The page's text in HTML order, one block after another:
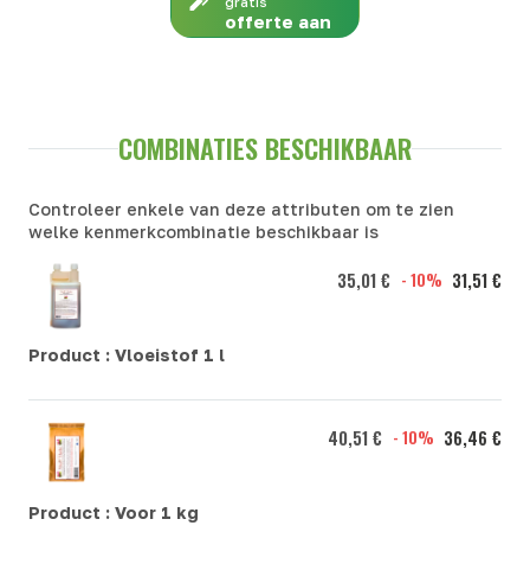
offerte aan
COMBINATIES BESCHIKBAAR
Controleer enkele van deze attributen om te zien
welke kenmerkcombinatie beschikbaar is
Product : Vloeistof 1 l
35,01 € - 10% 31,51 €
Product : Voor 1 kg
40,51 € - 10% 36,46 €